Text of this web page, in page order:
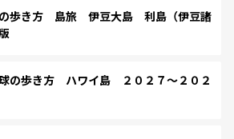
歩き方 島旅 伊豆大島 利島（伊豆諸
の歩き方 ハワイ島 ２０２７～２０２